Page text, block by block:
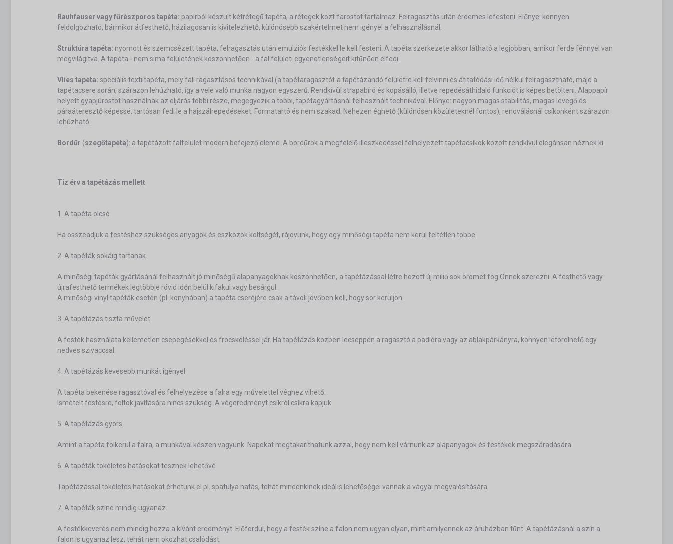
Rauhfauser vagy fűrészporos tapéta: papírból készült kétrétegű tapéta, a rétegek közt farostot tartalmaz. Felragasztás után érdemes lefesteni. Előnye: könnyen
feldolgozható, bármikor átfesthető, házilagosan is kivitelezhető, különösebb szakértelmet nem igényel a felhasználásnál.
Struktúra tapéta: nyomott és szemcsézett tapéta, felragasztás után emulziós festékkel le kell festeni. A tapéta szerkezete akkor látható a legjobban, amikor ferde fénnyel van
megvilágítva. A tapéta - nem sima felületének köszönhetően - a fal felületi egyenetlenségeit kitűnően elfedi.
Vlies tapéta: speciális textiltapéta, mely fali ragasztásos technikával (a tapétaragasztót a tapétázandó felületre kell felvinni és átitatódási idő nélkül felragasztható, majd a
tapétacsere során, szárazon lehúzható, így a vele való munka nagyon egyszerű. Rendkívül strapabíró és kopásálló, illetve repedésáthidaló funkciót is képes betölteni. Alappapír
helyett gyapjúrostot használnak az eljárás többi része, megegyezik a többi, tapétagyártásnál felhasznált technikával. Előnye: nagyon magas stabilitás, magas levegő és
páraáteresztő képessé, tartósan fedi le a hajszálrepedéseket. Formatartó és nem szakad. Nehezen éghető (különösen közületeknél fontos), renoválásnál csíkonként szárazon
lehúzható.
Bordűr (szegőtapéta): a tapétázott falfelület modern befejező eleme. A bordűrök a megfelelő illeszkedéssel felhelyezett tapétacsíkok között rendkívül elegánsan néznek ki.
Tíz érv a tapétázás mellett
1. A tapéta olcsó
Ha összeadjuk a festéshez szükséges anyagok és eszközök költségét, rájövünk, hogy egy minőségi tapéta nem kerül feltétlen többe.
2. A tapéták sokáig tartanak
A minőségi tapéták gyártásánál felhasznált jó minőségű alapanyagoknak köszönhetően, a tapétázással létre hozott új miliő sok örömet fog Önnek szerezni. A festhető vagy
újrafesthető termékek legtöbbje rövid időn belül kifakul vagy besárgul.
A minőségi vinyl tapéták esetén (pl. konyhában) a tapéta cseréjére csak a távoli jövőben kell, hogy sor kerüljön.
3. A tapétázás tiszta művelet
A festék használata kellemetlen csepegésekkel és fröcsköléssel jár. Ha tapétázás közben lecseppen a ragasztó a padlóra vagy az ablakpárkányra, könnyen letörölhető egy
nedves szivaccsal.
4. A tapétázás kevesebb munkát igényel
A tapéta bekenése ragasztóval és felhelyezése a falra egy művelettel véghez vihető.
Ismételt festésre, foltok javítására nincs szükség. A végeredményt csíkról csíkra kapjuk.
5. A tapétázás gyors
Amint a tapéta fölkerül a falra, a munkával készen vagyunk. Napokat megtakaríthatunk azzal, hogy nem kell várnunk az alapanyagok és festékek megszáradására.
6. A tapéták tökéletes hatásokat tesznek lehetővé
Tapétázással tökéletes hatásokat érhetünk el pl. spatulya hatás, tehát mindenkinek ideális lehetőségei vannak a vágyai megvalósítására.
7. A tapéták színe mindig ugyanaz
A festékkeverés nem mindig hozza a kívánt eredményt. Előfordul, hogy a festék színe a falon nem ugyan olyan, mint amilyennek az áruházban tűnt. A tapétázásnál a szín a
falon is ugyanaz lesz, tehát nem okozhat csalódást.